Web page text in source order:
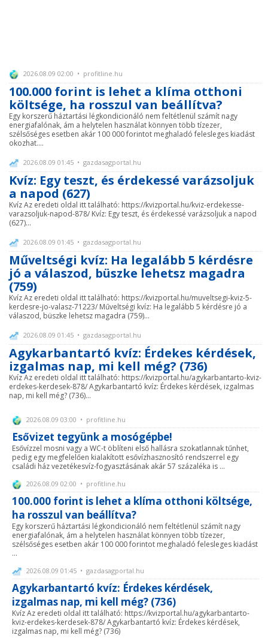
2026.08.09 02:00 • profitline.hu
100.000 forint is lehet a klíma otthoni
költsége, ha rosszul van beállítva?
Egy korszerű háztartási légkondicionáló nem feltétlenül számít nagy
energiafalónak, ám a helytelen használat könnyen több tízezer,
szélsőséges esetben akár 100 000 forintot meghaladó felesleges kiadást
okozhat....
2026.08.09 01:45 • gazdasagportal.hu
Kvíz: Egy teszt, és érdekessé varázsoljuk
a napod (627)
Kvíz Az eredeti oldal itt található: https://kvizportal.hu/kviz-erdekesse-
varazsoljuk-napod-878/ Kvíz: Egy teszt, és érdekessé varázsoljuk a napod
(627)...
2026.08.09 01:45 • gazdasagportal.hu
Műveltségi kvíz: Ha legalább 5 kérdésre
jó a válaszod, büszke lehetsz magadra
(759)
Kvíz Az eredeti oldal itt található: https://kvizportal.hu/muveltsegi-kviz-5-
kerdesre-jo-valasz-71223/ Műveltségi kvíz: Ha legalább 5 kérdésre jó a
válaszod, büszke lehetsz magadra (759)...
2026.08.09 01:45 • gazdasagportal.hu
Agykarbantartó kvíz: Érdekes kérdések,
izgalmas nap, mi kell még? (736)
Kvíz Az eredeti oldal itt található: https://kvizportal.hu/agykarbantarto-kviz-
erdekes-kerdesek-878/ Agykarbantartó kvíz: Érdekes kérdések, izgalmas
nap, mi kell még? (736)...
2026.08.09 03:00 • profitline.hu
Esővizet tegyünk a mosógépbe!
Esővízzel mosni vagy a WC-t öblíteni első hallásra szokatlannak tűnhet,
pedig egy megfelelően kialakított esővízhasznosító rendszerrel egy
családi ház vezetékesvíz-fogyasztásának akár 57 százaléka is ...
2026.08.09 02:00 • profitline.hu
100.000 forint is lehet a klíma otthoni költsége,
ha rosszul van beállítva?
Egy korszerű háztartási légkondicionáló nem feltétlenül számít nagy
energiafalónak, ám a helytelen használat könnyen több tízezer,
szélsőséges esetben akár 100 000 forintot meghaladó felesleges kiadást
...
2026.08.09 01:45 • gazdasagportal.hu
Agykarbantartó kvíz: Érdekes kérdések,
izgalmas nap, mi kell még? (736)
Kvíz Az eredeti oldal itt található: https://kvizportal.hu/agykarbantarto-
kviz-erdekes-kerdesek-878/ Agykarbantartó kvíz: Érdekes kérdések,
izgalmas nap, mi kell még? (736)